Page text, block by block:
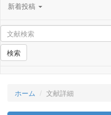
新着投稿
検索
ホーム 文献詳細